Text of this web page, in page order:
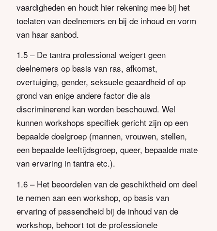
vaardigheden en houdt hier rekening mee bij het
toelaten van deelnemers en bij de inhoud en vorm
van haar aanbod.
1.5 – De tantra professional weigert geen
deelnemers op basis van ras, afkomst,
overtuiging, gender, seksuele geaardheid of op
grond van enige andere factor die als
discriminerend kan worden beschouwd. Wel
kunnen workshops specifiek gericht zijn op een
bepaalde doelgroep (mannen, vrouwen, stellen,
een bepaalde leeftijdsgroep, queer, bepaalde mate
van ervaring in tantra etc.).
1.6 – Het beoordelen van de geschiktheid om deel
te nemen aan een workshop, op basis van
ervaring of passendheid bij de inhoud van de
workshop, behoort tot de professionele